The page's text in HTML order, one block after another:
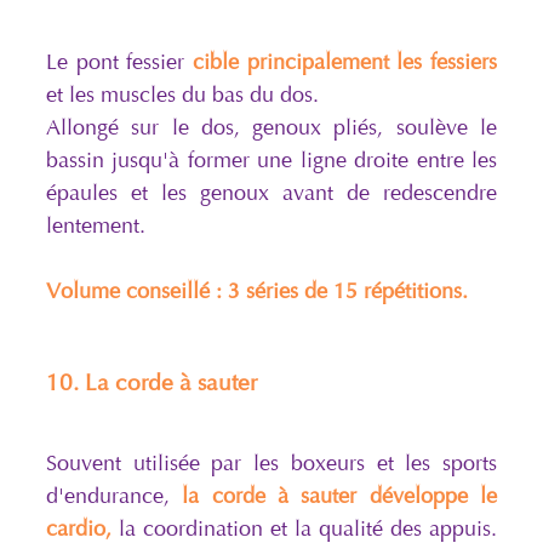
Le pont fessier cible principalement les fessiers
et les muscles du bas du dos.
Allongé sur le dos, genoux pliés, soulève le
bassin jusqu'à former une ligne droite entre les
épaules et les genoux avant de redescendre
lentement.
Volume conseillé : 3 séries de 15 répétitions.
10. La corde à sauter
Souvent utilisée par les boxeurs et les sports
d'endurance, la corde à sauter développe le
cardio, la coordination et la qualité des appuis.